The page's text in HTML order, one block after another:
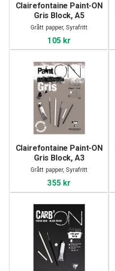
Clairefontaine Paint-ON
Gris Block, A5
Grått papper, Syrafritt
105 kr
Clairefontaine Paint-ON
Gris Block, A3
Grått papper, Syrafritt
355 kr